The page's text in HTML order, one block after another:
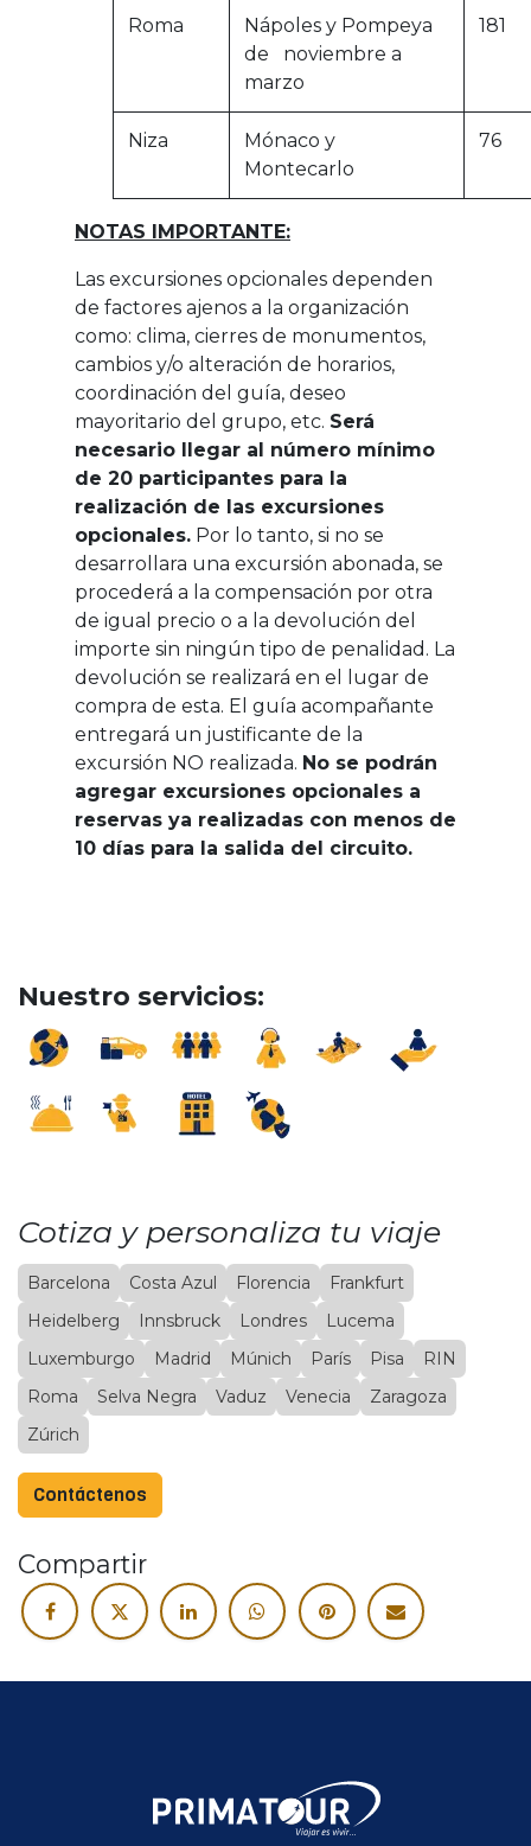
Roma
Nápoles y Pompeya
de noviembre a
marzo
181
Niza
Mónaco y
Montecarlo
76
NOTAS IMPORTANTE:
Las excursiones opcionales dependen
de factores ajenos a la organización
como: clima, cierres de monumentos,
cambios y/o alteración de horarios,
coordinación del guía, deseo
mayoritario del grupo, etc. Será
necesario llegar al número mínimo
de 20 participantes para la
realización de las excursiones
opcionales. Por lo tanto, si no se
desarrollara una excursión abonada, se
procederá a la compensación por otra
de igual precio o a la devolución del
importe sin ningún tipo de penalidad. La
devolución se realizará en el lugar de
compra de esta. El guía acompañante
entregará un justificante de la
excursión NO realizada. No se podrán
agregar excursiones opcionales a
reservas ya realizadas con menos de
10 días para la salida del circuito.
Nuestro servicios:
Cotiza y personaliza tu viaje
Barcelona Costa Azul Florencia
Frankfurt
Heidelberg
Innsbruck Londres
Lucema
Luxemburgo
Madrid Múnich París Pisa
RIN
Roma
Selva Negra Vaduz Venecia
Zaragoza
Zúrich
Contáctenos
Compartir